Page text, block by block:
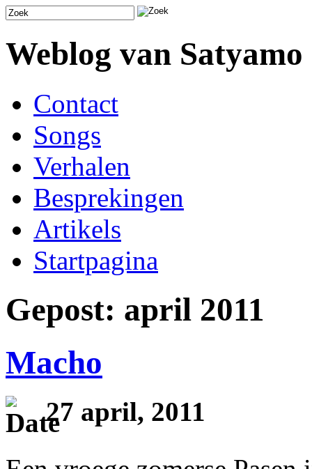
Weblog van Satyamo
Contact
Songs
Verhalen
Besprekingen
Artikels
Startpagina
Gepost: april 2011
Macho
27 april, 2011